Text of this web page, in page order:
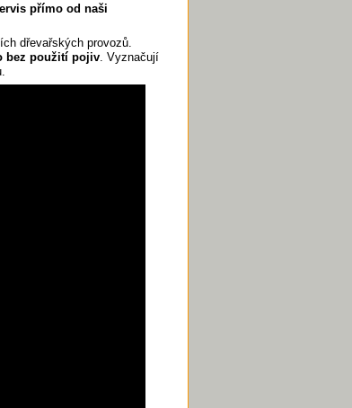
přímo od naši
dřevařských provozů.
bez použití pojiv. Vyznačují